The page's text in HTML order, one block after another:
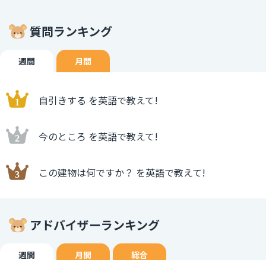
質問ランキング
週間 月間
自引きする を英語で教えて!
今のところ を英語で教えて!
この建物は何ですか？ を英語で教えて!
アドバイザーランキング
週間 月間 総合